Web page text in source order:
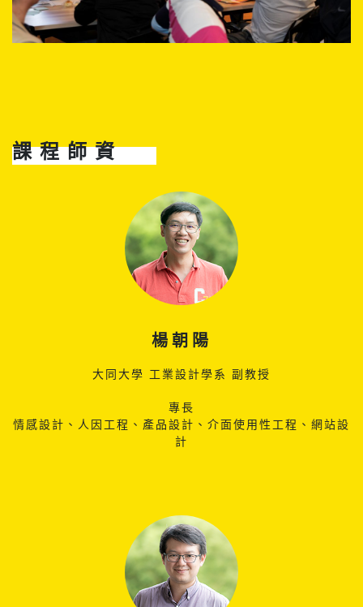
課程師資
楊朝陽
大同大學 工業設計學系 副教授
專長
情感設計、人因工程、產品設計、介面使用性工程、網站設
計